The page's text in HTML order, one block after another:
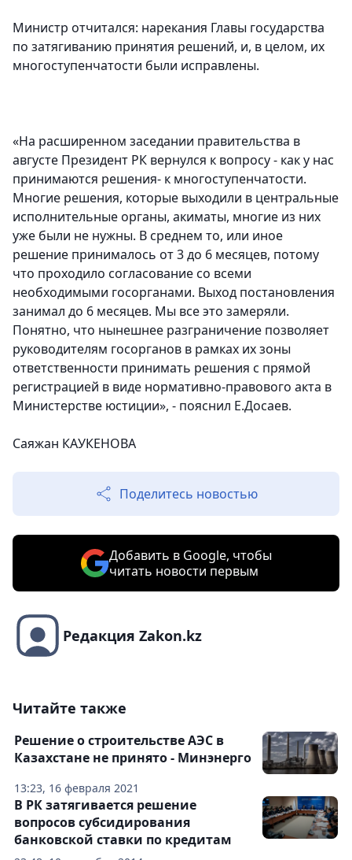
Министр отчитался: нарекания Главы государства
по затягиванию принятия решений, и, в целом, их
многоступенчатости были исправлены.
«На расширенном заседании правительства в
августе Президент РК вернулся к вопросу - как у нас
принимаются решения- к многоступенчатости.
Многие решения, которые выходили в центральные
исполнительные органы, акиматы, многие из них
уже были не нужны. В среднем то, или иное
решение принималось от 3 до 6 месяцев, потому
что проходило согласование со всеми
необходимыми госорганами. Выход постановления
занимал до 6 месяцев. Мы все это замеряли.
Понятно, что нынешнее разграничение позволяет
руководителям госорганов в рамках их зоны
ответственности принимать решения с прямой
регистрацией в виде нормативно-правового акта в
Министерстве юстиции», - пояснил Е.Досаев.
Саяжан КАУКЕНОВА
Поделитесь новостью
Добавить в Google, чтобы
читать новости первым
Редакция Zakon.kz
Читайте также
13:23, 16 февраля 2021
Решение о строительстве АЭС в
Казахстане не принято - Минэнерго
В РК затягивается решение
вопросов субсидирования
банковской ставки по кредитам